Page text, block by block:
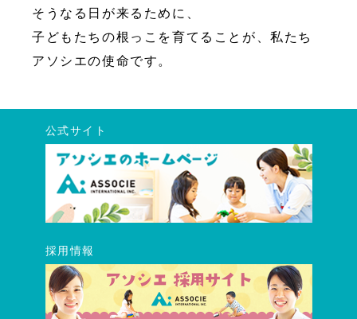
そうなる日が来るために、
子どもたちの根っこを育てることが、私たち
アソシエの使命です。
公式サイト
採用情報